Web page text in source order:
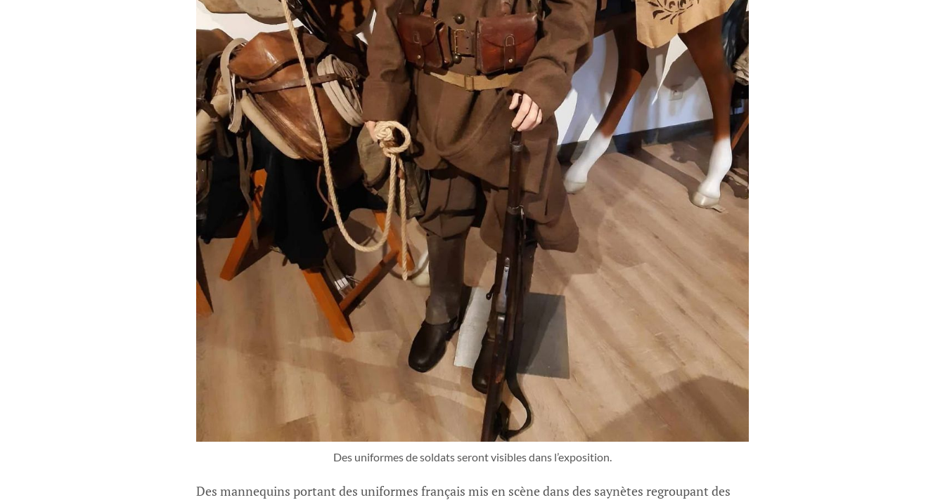
Des uniformes de soldats seront visibles dans l’exposition.
Des mannequins portant des uniformes français mis en scène dans des saynètes regroupant des